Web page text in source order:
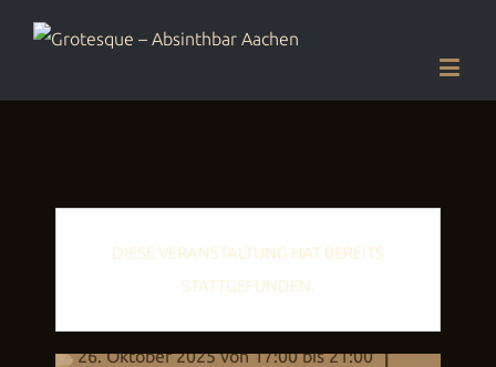
DIESE VERANSTALTUNG HAT BEREITS
STATTGEFUNDEN.
Das Grauen von Dunwich
26. Oktober 2025 von 17:00bis21:00 |